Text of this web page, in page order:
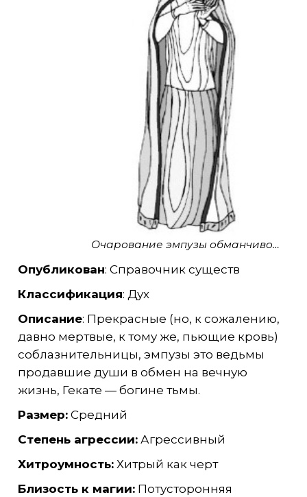
Очарование эмпузы обманчиво…
Опубликован: Справочник существ
Классификация: Дух
Описание: Прекрасные (но, к сожалению,
давно мертвые, к тому же, пьющие кровь)
соблазнительницы, эмпузы это ведьмы
продавшие души в обмен на вечную
жизнь, Гекате — богине тьмы.
Размер:Средний
Степень агрессии:Агрессивный
Хитроумность:Хитрый как черт
Близость к магии:Потусторонняя